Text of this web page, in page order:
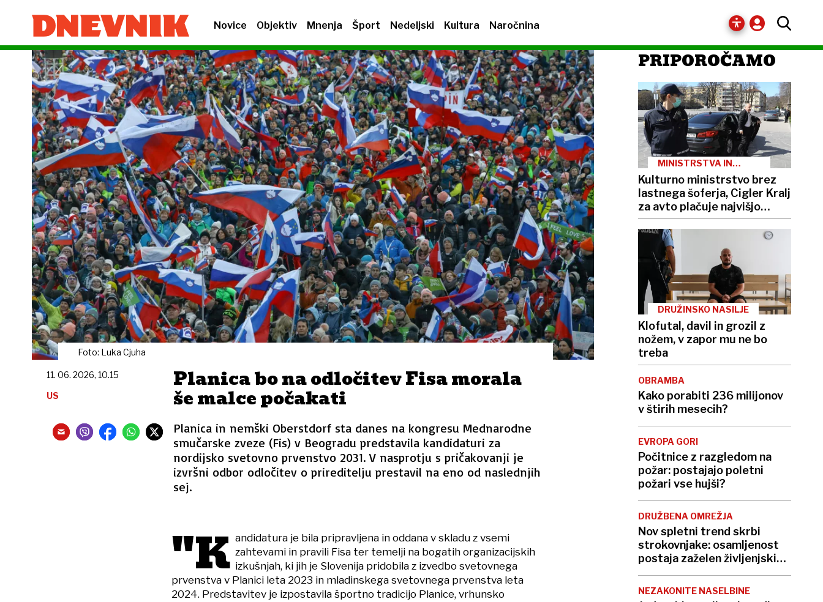
Novice Objektiv Mnenja Šport Nedeljski Kultura Naročnina
Foto: Luka Cjuha
Planica bo na odločitev Fisa morala
še malce počakati
Planica in nemški Oberstdorf sta danes na kongresu Mednarodne
smučarske zveze (Fis) v Beogradu predstavila kandidaturi za
nordijsko svetovno prvenstvo 2031. V nasprotju s pričakovanji je
izvršni odbor odločitev o prireditelju prestavil na eno od naslednjih
sej.
11. 06. 2026, 10.15
US
"K andidatura je bila pripravljena in oddana v skladu z vsemi
zahtevami in pravili Fisa ter temelji na bogatih organizacijskih
izkušnjah, ki jih je Slovenija pridobila z izvedbo svetovnega
prvenstva v Planici leta 2023 in mladinskega svetovnega prvenstva leta
2024. Predstavitev je izpostavila športno tradicijo Planice, vrhunsko
PRIPOROČAMO
MINISTRSTVA IN
Kulturno ministrstvo brez
lastnega šoferja, Cigler Kralj
za avto plačuje najvišjo
boniteto
DRUŽINSKO NASILJE
Klofutal, davil in grozil z
nožem, v zapor mu ne bo
treba
OBRAMBA
Kako porabiti 236 milijonov
v štirih mesecih?
EVROPA GORI
Počitnice z razgledom na
požar: postajajo poletni
požari vse hujši?
DRUŽBENA OMREŽJA
Nov spletni trend skrbi
strokovnjake: osamljenost
postaja zaželen življenjski
slog
NEZAKONITE NASELBINE